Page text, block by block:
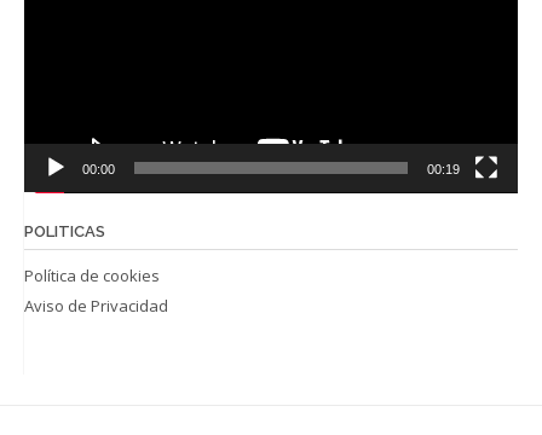
00:00 00:19
POLITICAS
Política de cookies
Aviso de Privacidad